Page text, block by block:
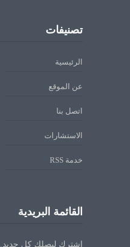
تصنيفات
الرئيسية
عن الموقع
اتصل بنا
الاستشارات
خدمة RSS
القائمة البريدية
اشترك ليصلك كل جديد.